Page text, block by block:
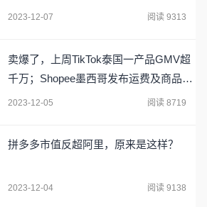
2023-12-07 阅读 9313
卖爆了，上周TikTok泰国一产品GMV超
千万；Shopee墨西哥发布运费及商品价
格调整通知
2023-12-05 阅读 8719
拼多多市值反超阿里，原来是这样？
2023-12-04 阅读 9138